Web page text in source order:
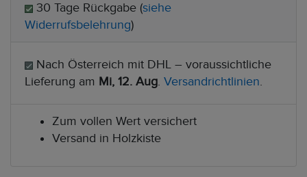
30 Tage Rückgabe (siehe
Widerrufsbelehrung)
Nach Österreich mit DHL – voraussichtliche
Lieferung am Mi, 12. Aug. Versandrichtlinien.
Zum vollen Wert versichert
Versand in Holzkiste